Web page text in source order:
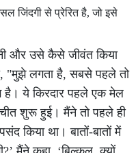
जिंदगी से प्रेरित है, जो इसे
और उसे कैसे जीवंत किया
"मुझे लगता है, सबसे पहले तो
है। ये किरदार पहले एक मेल
शुरू हुई। मैंने तो पहले ही
किया था। बातों-बातों में